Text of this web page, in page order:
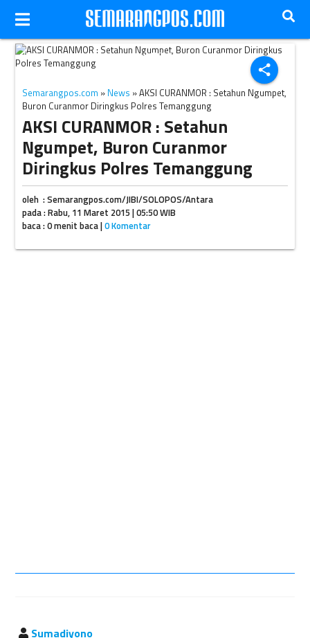
share
Ilustrasi penangkapan penjahat. (JIBI/Harian Jogja/Antara)
Semarangpos.com » News » AKSI CURANMOR : Setahun Ngumpet,
Buron Curanmor Diringkus Polres Temanggung
AKSI CURANMOR : Setahun
Ngumpet, Buron Curanmor
Diringkus Polres Temanggung
oleh : Semarangpos.com/JIBI/SOLOPOS/Antara
pada : Rabu, 11 Maret 2015 | 05:50 WIB
baca : 0 menit baca |0 Komentar
Sumadiyono